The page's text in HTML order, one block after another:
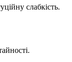
слабкість.